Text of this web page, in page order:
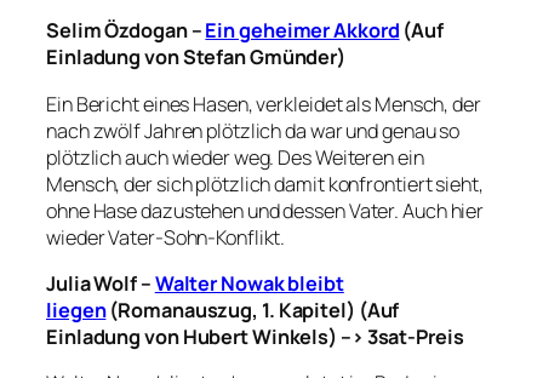
Selim Özdogan –Ein geheimer Akkord (Auf
Einladung von Stefan Gmünder)
Ein Bericht eines Hasen, verkleidet als Mensch, der
nach zwölf Jahren plötzlich da war und genau so
plötzlich auch wieder weg. Des Weiteren ein
Mensch, der sich plötzlich damit konfrontiert sieht,
ohne Hase dazustehen und dessen Vater. Auch hier
wieder Vater-Sohn-Konflikt.
Julia Wolf –Walter Nowak bleibt
liegen(Romanauszug, 1. Kapitel) (Auf
Einladung von Hubert Winkels) –> 3sat-Preis